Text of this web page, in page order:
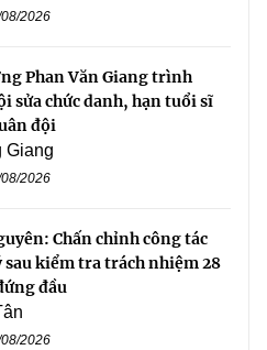
2026
Phan Văn Giang trình
sửa chức danh, hạn tuổi sĩ
đội
Giang
2026
Chấn chỉnh công tác
sau kiểm tra trách nhiệm 28
đầu
2026